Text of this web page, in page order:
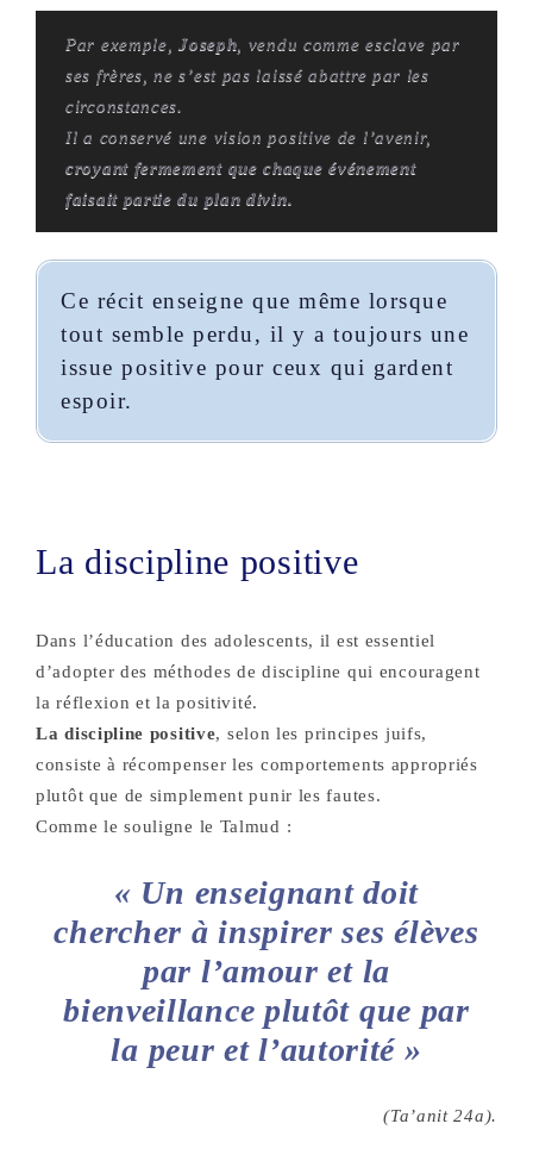
Par exemple,Joseph , vendu comme esclave par
ses frères, ne s’est pas laissé abattre par les
circonstances.
Il a conservé une vision positive de l’avenir,
croyant fermement que chaque événement
faisait partie du plan divin.
Ce récit enseigne que même lorsque
tout semble perdu, il y a toujours une
issue positive pour ceux qui gardent
espoir.
La discipline positive
Dans l’éducation des adolescents, il est essentiel
d’adopter des méthodes de discipline qui encouragent
la réflexion et la positivité.
La discipline positive, selon les principes juifs,
consiste à récompenser les comportements appropriés
plutôt que de simplement punir les fautes.
Comme le souligne le Talmud :
« Un enseignant doit
chercher à inspirer ses élèves
par l’amour et la
bienveillance plutôt que par
la peur et l’autorité »
(Ta’anit 24a).